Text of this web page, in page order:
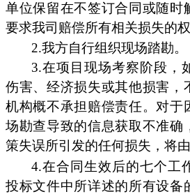
单位保留在不签订合同或随时
要求我司赔偿所有相关损失的权
2.我方自行组织现场踏勘。
3.在项目现场考察阶段，
伤害、经济损失或其他损害，
机构概不承担赔偿责任。对于
场勘查导致的信息获取不准确
策失误所引发的任何损失，将
4.在合同生效后的七个工
投标文件中所详述的所有设备